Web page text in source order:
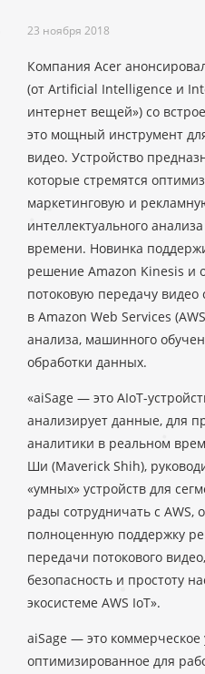
23 ноября 2018
Компания Acer
(от Artificial Intelligence и
интернет вещей») со
это мощный инструмент
видео. Устройство
которые стремятся
маркетинговую и
интеллектуального
времени. Новинка
решение Amazon Kinesis и
потоковую передачу
в Amazon Web Services
анализа, машинного
обработки данных.
«aiSage — это AIoT-
анализирует данные, для
аналитики в реальном
Ши (Maverick Shih),
«умных» устройств для
рады сотрудничать с AWS,
полноценную поддержку
передачи потокового
безопасность и простоту
экосистеме AWS IoT».
aiSage — это коммерческое
оптимизированное для